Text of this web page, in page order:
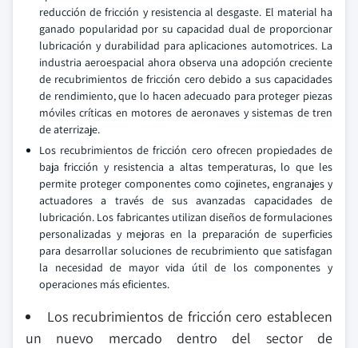
reducción de fricción y resistencia al desgaste. El material ha
ganado popularidad por su capacidad dual de proporcionar
lubricación y durabilidad para aplicaciones automotrices. La
industria aeroespacial ahora observa una adopción creciente
de recubrimientos de fricción cero debido a sus capacidades
de rendimiento, que lo hacen adecuado para proteger piezas
móviles críticas en motores de aeronaves y sistemas de tren
de aterrizaje.
Los recubrimientos de fricción cero ofrecen propiedades de
baja fricción y resistencia a altas temperaturas, lo que les
permite proteger componentes como cojinetes, engranajes y
actuadores a través de sus avanzadas capacidades de
lubricación. Los fabricantes utilizan diseños de formulaciones
personalizadas y mejoras en la preparación de superficies
para desarrollar soluciones de recubrimiento que satisfagan
la necesidad de mayor vida útil de los componentes y
operaciones más eficientes.
Los recubrimientos de fricción cero establecen
un nuevo mercado dentro del sector de